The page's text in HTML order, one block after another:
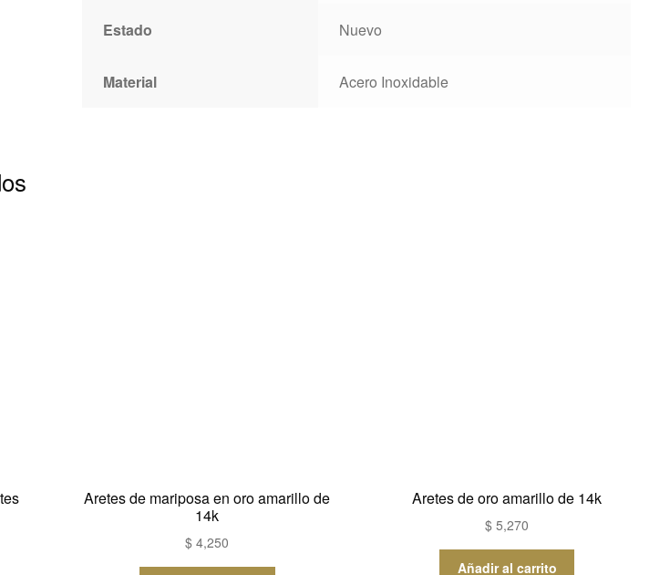
Estado Nuevo
Material Acero Inoxidable
Aretes de mariposa en oro amarillo de
14k
$ 4,250
Aretes de oro amarillo de 14k
$ 5,270
Añadir al carrito